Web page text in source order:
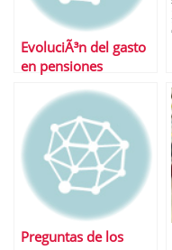
EvoluciÃ³n del gasto
en pensiones
Preguntas de los